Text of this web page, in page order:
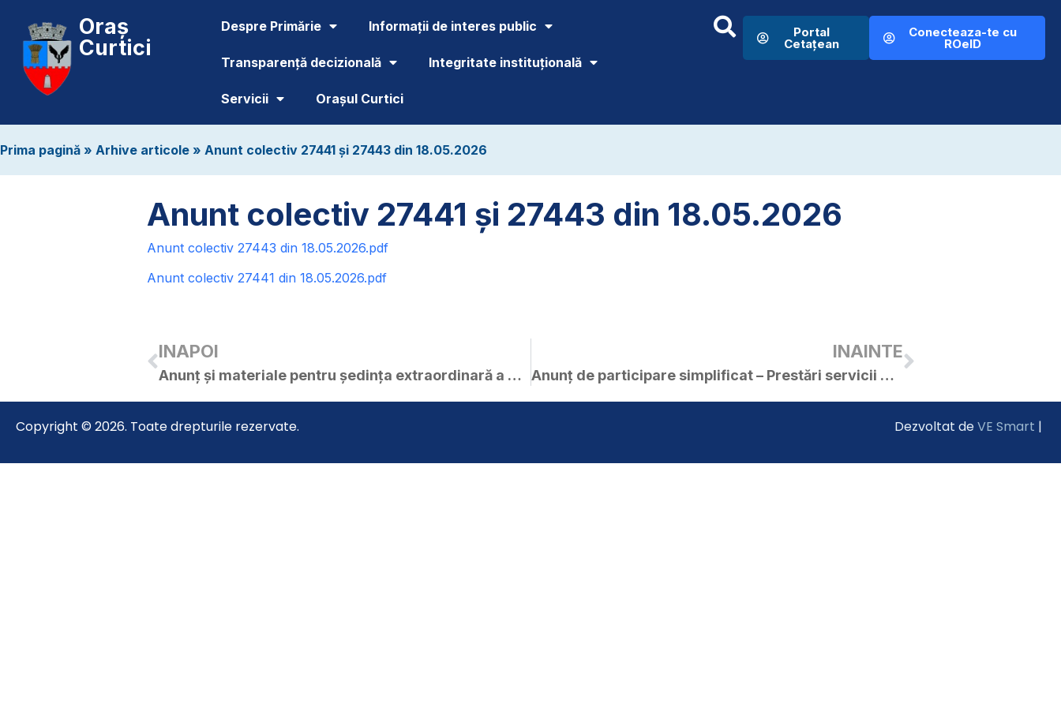
Oraș
Curtici
Despre Primărie Informații de interes public
Transparență decizională Integritate instituțională
Servicii Orașul Curtici
Portal
Cetațean
Conecteaza-te cu
ROeID
Prima pagină » Arhive articole » Anunt colectiv 27441 și 27443 din 18.05.2026
Anunt colectiv 27441 și 27443 din 18.05.2026
Anunt colectiv 27443 din 18.05.2026.pdf
Anunt colectiv 27441 din 18.05.2026.pdf
INAPOI
Anunț și materiale pentru ședința extraordinară a C.L. Curtici din 19.05.2026
INAINTE
Anunț de participare simplificat – Prestări servicii de catering – furnizare și distribuție masa caldă, în regim de catering pentru preșcolarii și elevii Licelui Tehnologic „Ion Creangă” din orașul Curtici
Copyright © 2026. Toate drepturile rezervate. Dezvoltat deVE Smart |